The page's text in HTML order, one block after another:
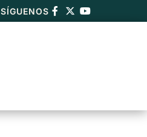
SÍGUENOS